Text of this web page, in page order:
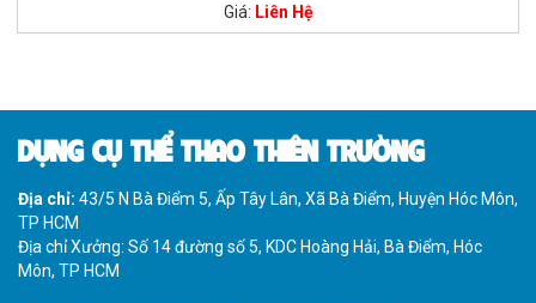
Giá: Liên Hệ
DỤNG CỤ THỂ THAO THIÊN TRƯỜNG
Địa chỉ: 43/5 N Bà Điểm 5, Ấp Tây Lân, Xã Bà Điểm, Huyện Hóc Môn,
TP HCM
Địa chỉ Xưởng: Số 14 đường số 5, KDC Hoàng Hải, Bà Điểm, Hóc
Môn, TP HCM